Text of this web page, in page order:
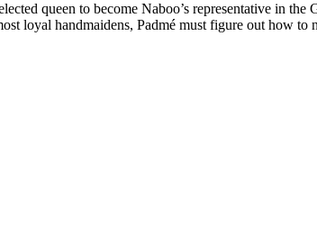
queen to become Naboo’s representative in the
loyal handmaidens, Padmé must figure out how to